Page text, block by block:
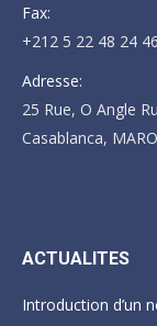
Fax:
+212 5 22 48 24 46
Adresse:
25 Rue, O Angle
Casablanca,
ACTUALITES
Introduction d’un